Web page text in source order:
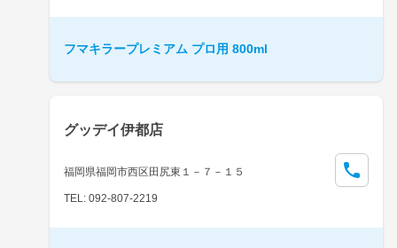
フマキラープレミアム プロ用 800ml
グッデイ伊都店
福岡県福岡市西区田尻東１－７－１５
TEL: 092-807-2219